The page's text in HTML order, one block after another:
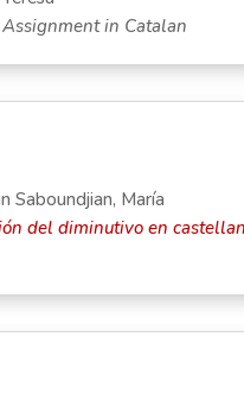
Assignment in Catalan
Saboundjian, María
del diminutivo en